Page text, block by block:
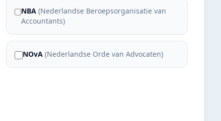
NBA (Nederlandse Beroepsorganisatie van
Accountants)
NOvA (Nederlandse Orde van Advocaten)